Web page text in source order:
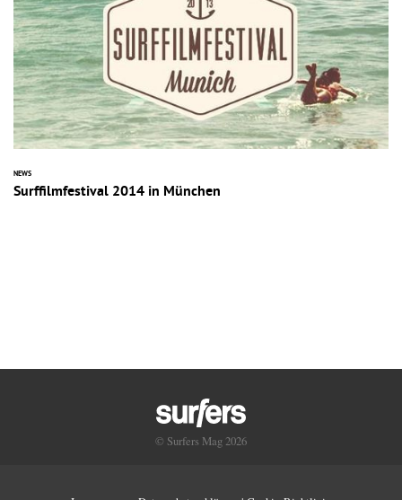
NEWS
Surffilmfestival 2014 in München
© Surfers Mag 2026